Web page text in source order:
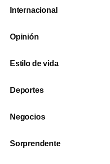
Internacional
Opinión
Estilo de vida
Deportes
Negocios
Sorprendente